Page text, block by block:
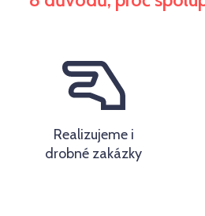
Realizujeme i
drobné zakázky